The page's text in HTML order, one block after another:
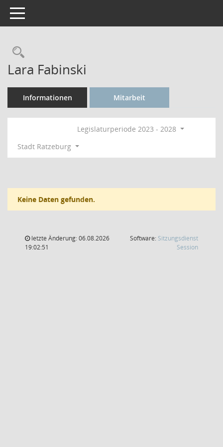
Toggle navigation
Rechercheauswahl
Lara Fabinski
Informationen Mitarbeit
Legislaturperiode 2023 - 2028
Stadt Ratzeburg
Keine Daten gefunden.
letzte Änderung: 06.08.2026
19:02:51
Software: Sitzungsdienst
Session(Wird in